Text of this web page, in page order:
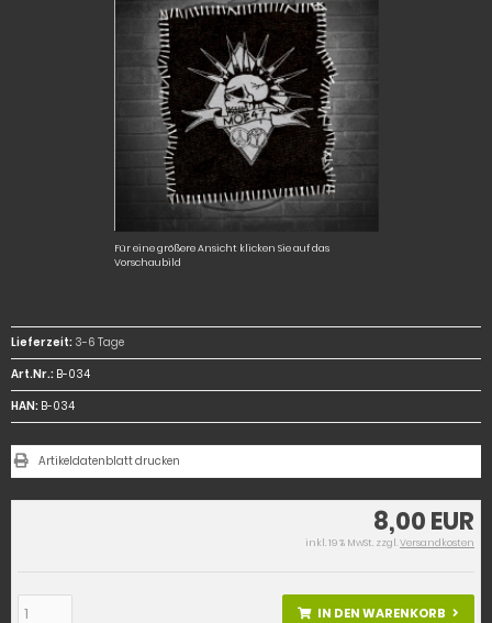
Für eine größere Ansicht klicken Sie auf das
Vorschaubild
8,00 EUR
inkl. 19 % MwSt. zzgl.Versandkosten
IN DEN WARENKORB
Lieferzeit: 3-6 Tage
Art.Nr.: B-034
HAN: B-034
Artikeldatenblatt drucken